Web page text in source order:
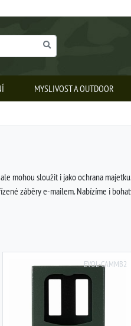
MYSLIVOST A OUTDOOR
mohou sloužit i jako ochrana
záběry e-mailem. Nabízíme i
EVOL-CAMMB2